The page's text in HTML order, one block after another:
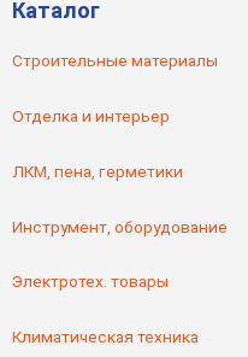
Каталог
Строительные материалы
Отделка и интерьер
ЛКМ, пена, герметики
Инструмент, оборудование
Электротех. товары
Климатическая техника